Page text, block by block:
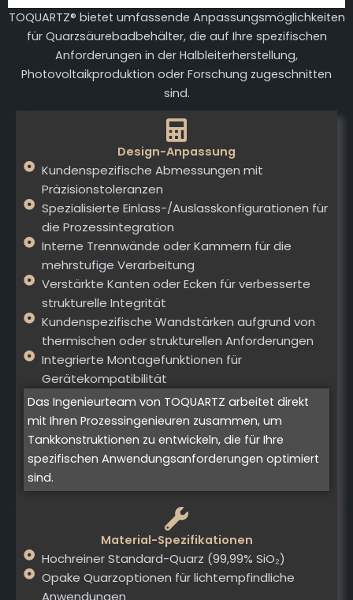
TOQUARTZ® bietet umfassende Anpassungsmöglichkeiten
für Quarzsäurebadbehälter, die auf Ihre spezifischen
Anforderungen in der Halbleiterherstellung,
Photovoltaikproduktion oder Forschung zugeschnitten
sind.
Design-Anpassung
Kundenspezifische Abmessungen mit
Präzisionstoleranzen
Spezialisierte Einlass-/Auslasskonfigurationen für
die Prozessintegration
Interne Trennwände oder Kammern für die
mehrstufige Verarbeitung
Verstärkte Kanten oder Ecken für verbesserte
strukturelle Integrität
Kundenspezifische Wandstärken aufgrund von
thermischen oder strukturellen Anforderungen
Integrierte Montagefunktionen für
Gerätekompatibilität
Das Ingenieurteam von TOQUARTZ arbeitet direkt
mit Ihren Prozessingenieuren zusammen, um
Tankkonstruktionen zu entwickeln, die für Ihre
spezifischen Anwendungsanforderungen optimiert
sind.
Material-Spezifikationen
Hochreiner Standard-Quarz (99,99% SiO₂)
Opake Quarzoptionen für lichtempfindliche
Anwendungen